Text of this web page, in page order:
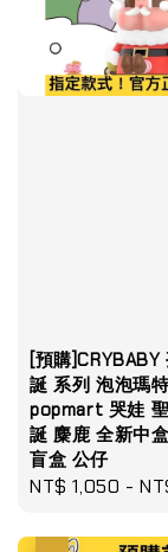
[預購]CRYBABY
誕 系列 泡泡瑪
popmart 哭娃
誕 麋鹿 全新中
盲盒 公仔
Regular
NT$ 1,050 -